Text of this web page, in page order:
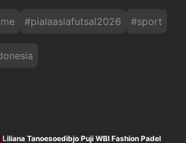
#pialaasiafutsal2026 #sport
Liliana Tanoesoedibjo Puji WBI Fashion Padel